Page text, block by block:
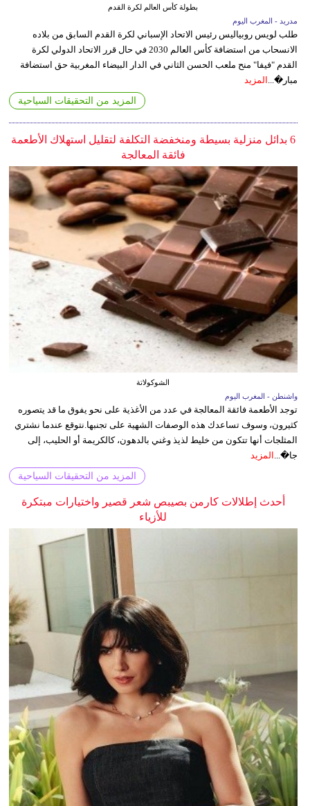
بطولة كأس العالم لكرة القدم
مدريد - المغرب اليوم
طلب لويس روبياليس رئيس الاتحاد الإسباني لكرة القدم السابق من بلاده
الانسحاب من استضافة كأس العالم 2030 في حال قرر الاتحاد الدولي لكرة
القدم "فيفا" منح ملعب الحسن الثاني في الدار البيضاء المغربية حق استضافة
مبار�...
المزيد
المزيد من التحقيقات السياحية
6 بدائل منزلية بسيطة ومنخفضة التكلفة لتقليل استهلاك الأطعمة
فائقة المعالجة
الشوكولاتة
واشنطن - المغرب اليوم
توجد الأطعمة فائقة المعالجة في عدد من الأغذية على نحو يفوق ما قد يتصوره
كثيرون، وسوف تساعدك هذه الوصفات الشهية على تجنبها.نتوقع عندما نشتري
المثلجات أنها تتكون من خليط لذيذ وغني بالدهون، كالكريمة أو الحليب، إلى
جا�... المزيد
المزيد من التحقيقات السياحية
أحدث إطلالات كارمن بصيبص شعر قصير واختيارات مبتكرة
للأزياء